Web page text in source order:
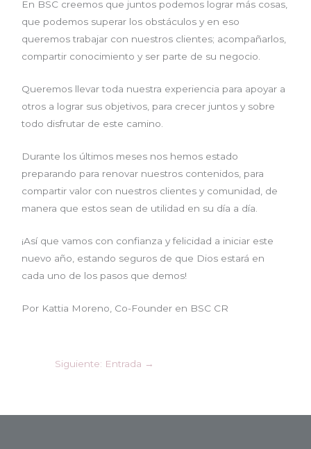
En BSC creemos que juntos podemos lograr más cosas,
que podemos superar los obstáculos y en eso
queremos trabajar con nuestros clientes; acompañarlos,
compartir conocimiento y ser parte de su negocio.
Queremos llevar toda nuestra experiencia para apoyar a
otros a lograr sus objetivos, para crecer juntos y sobre
todo disfrutar de este camino.
Durante los últimos meses nos hemos estado
preparando para renovar nuestros contenidos, para
compartir valor con nuestros clientes y comunidad, de
manera que estos sean de utilidad en su día a día.
¡Así que vamos con confianza y felicidad a iniciar este
nuevo año, estando seguros de que Dios estará en
cada uno de los pasos que demos!
Por Kattia Moreno, Co-Founder en BSC CR
Siguiente: Entrada →